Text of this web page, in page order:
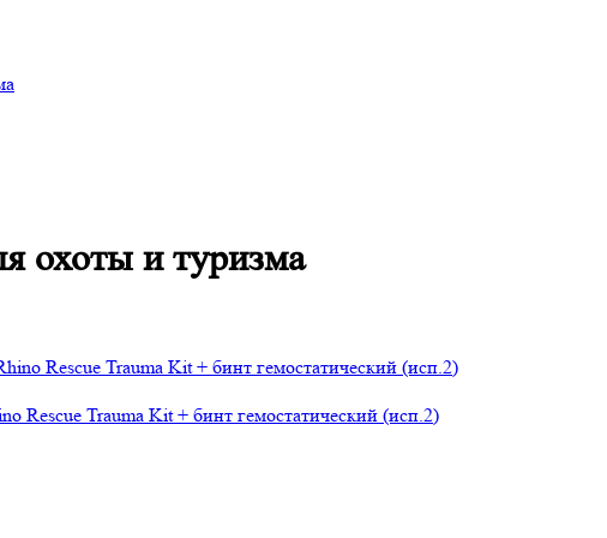
охоты и туризма
Rescue Trauma Kit + бинт гемостатический (исп.2)